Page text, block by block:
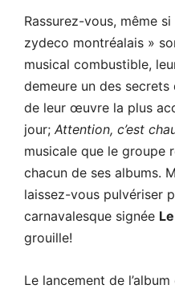
Rassurez-vous, même
zydeco montréalais »
musical combustible,
demeure un des secrets
de leur œuvre la plus
jour;Attention, c’est
musicale que le groupe
chacun de ses albums.
laissez-vous pulvériser
carnavalesque signée
grouille!
Le lancement de